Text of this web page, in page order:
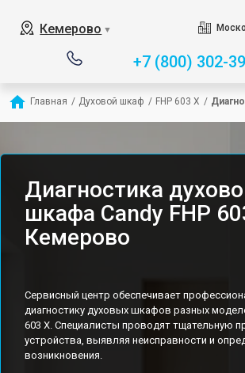
Кемерово ▼
+7 (800) 302-
Главная / Духовой шкаф / FHP 603 X /
Диагностика
шкафа Candy FHP
Кемерово
Сервисный центр обеспечивает
диагностику духовых шкафов разных
603 X. Специалисты проводят тщательную
устройства, выявляя неисправности и
возникновения.